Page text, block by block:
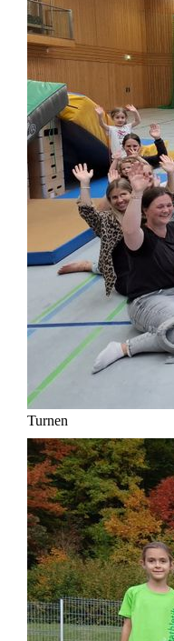
Turnen